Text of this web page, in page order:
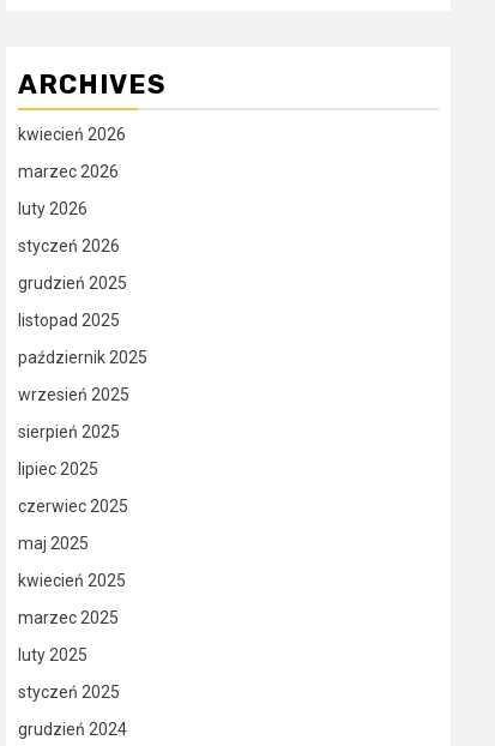
ARCHIVES
kwiecień 2026
marzec 2026
luty 2026
styczeń 2026
grudzień 2025
listopad 2025
październik 2025
wrzesień 2025
sierpień 2025
lipiec 2025
czerwiec 2025
maj 2025
kwiecień 2025
marzec 2025
luty 2025
styczeń 2025
grudzień 2024